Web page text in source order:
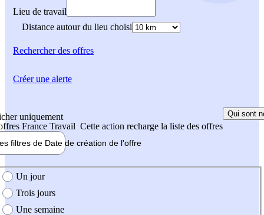
Lieu de travail
Distance autour du lieu choisi
Rechercherdes offres
uniquement
France Travail Cette action recharge la liste des offres
Qui sont
filtres de Date de création de l'offre
création de l'offre
Un jour
Trois jours
Une semaine
Créer une alerte